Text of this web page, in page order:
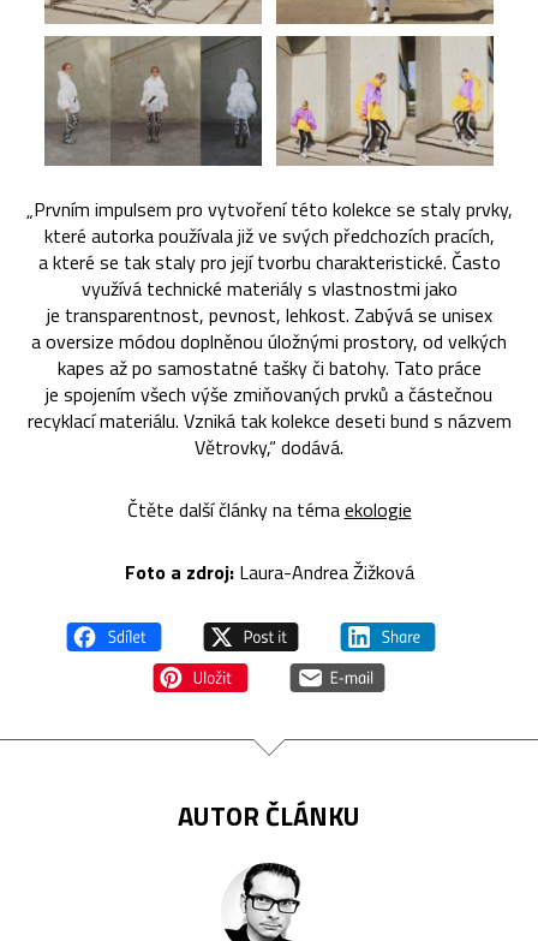
„Prvním impulsem pro vytvoření této kolekce se staly prvky,
které autorka používala již ve svých předchozích pracích,
a které se tak staly pro její tvorbu charakteristické. Často
využívá technické materiály s vlastnostmi jako
je transparentnost, pevnost, lehkost. Zabývá se unisex
a oversize módou doplněnou úložnými prostory, od velkých
kapes až po samostatné tašky či batohy. Tato práce
je spojením všech výše zmiňovaných prvků a částečnou
recyklací materiálu. Vzniká tak kolekce deseti bund s názvem
Větrovky,“ dodává.
Čtěte další články na témaekologie
Foto a zdroj:Laura-Andrea Žižková
AUTOR ČLÁNKU